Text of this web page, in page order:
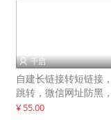
 千启
自建长链接转短链接
跳转，微信网址防黑
手把手教你
¥ 55.00